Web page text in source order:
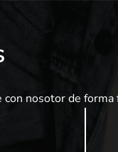
nosotor de